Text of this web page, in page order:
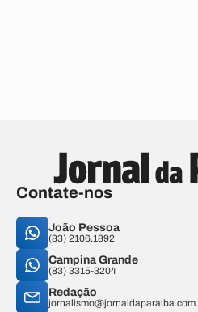
Contate-nos
João Pessoa
(83) 2106.1892
Campina Grande
(83) 3315-3204
Redação